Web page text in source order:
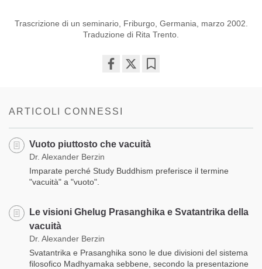
Trascrizione di un seminario, Friburgo, Germania, marzo 2002.
Traduzione di Rita Trento.
ARTICOLI CONNESSI
Vuoto piuttosto che vacuità
Dr. Alexander Berzin
Imparate perché Study Buddhism preferisce il termine
"vacuità" a "vuoto".
Le visioni Ghelug Prasanghika e Svatantrika della
vacuità
Dr. Alexander Berzin
Svatantrika e Prasanghika sono le due divisioni del sistema
filosofico Madhyamaka sebbene, secondo la presentazione